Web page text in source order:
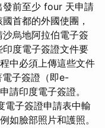
發前至少 four 天申請
首都的外國使團，
烏地阿拉伯電子簽
度電子簽證文件要
中必須上傳這些文件
電子簽證（即e-
請印度電子簽證。
電子簽證申請表中輸
如臉部照片和護照。